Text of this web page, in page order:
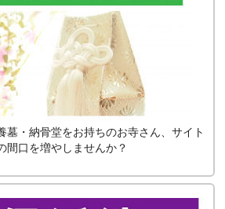
墓・納骨堂をお持ちのお寺さん、サイト
間口を増やしませんか？